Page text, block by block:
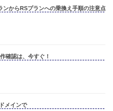
ンからRSプランへの乗換え手順の注意点
確認は、今すぐ！
メインで